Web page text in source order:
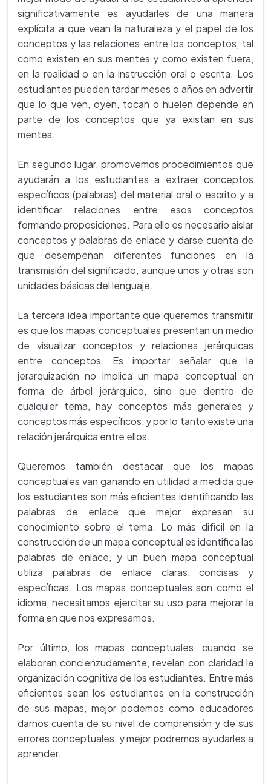
significativamente es ayudarles de una manera
explícita a que vean la naturaleza y el papel de los
conceptos y las relaciones entre los conceptos, tal
como existen en sus mentes y como existen fuera,
en la realidad o en la instrucción oral o escrita. Los
estudiantes pueden tardar meses o años en advertir
que lo que ven, oyen, tocan o huelen depende en
parte de los conceptos que ya existan en sus
mentes.
En segundo lugar, promovemos procedimientos que
ayudarán a los estudiantes a extraer conceptos
específicos (palabras) del material oral o escrito y a
identificar relaciones entre esos conceptos
formando proposiciones. Para ello es necesario aislar
conceptos y palabras de enlace y darse cuenta de
que desempeñan diferentes funciones en la
transmisión del significado, aunque unos y otras son
unidades básicas del lenguaje.
La tercera idea importante que queremos transmitir
es que los mapas conceptuales presentan un medio
de visualizar conceptos y relaciones jerárquicas
entre conceptos. Es importar señalar que la
jerarquización no implica un mapa conceptual en
forma de árbol jerárquico, sino que dentro de
cualquier tema, hay conceptos más generales y
conceptos más específicos, y por lo tanto existe una
relación jerárquica entre ellos.
Queremos también destacar que los mapas
conceptuales van ganando en utilidad a medida que
los estudiantes son más eficientes identificando las
palabras de enlace que mejor expresan su
conocimiento sobre el tema. Lo más difícil en la
construcción de un mapa conceptual es identifica las
palabras de enlace, y un buen mapa conceptual
utiliza palabras de enlace claras, concisas y
específicas. Los mapas conceptuales son como el
idioma, necesitamos ejercitar su uso para mejorar la
forma en que nos expresamos.
Por último, los mapas conceptuales, cuando se
elaboran concienzudamente, revelan con claridad la
organización cognitiva de los estudiantes. Entre más
eficientes sean los estudiantes en la construcción
de sus mapas, mejor podemos como educadores
darnos cuenta de su nivel de comprensión y de sus
errores conceptuales, y mejor podremos ayudarles a
aprender.